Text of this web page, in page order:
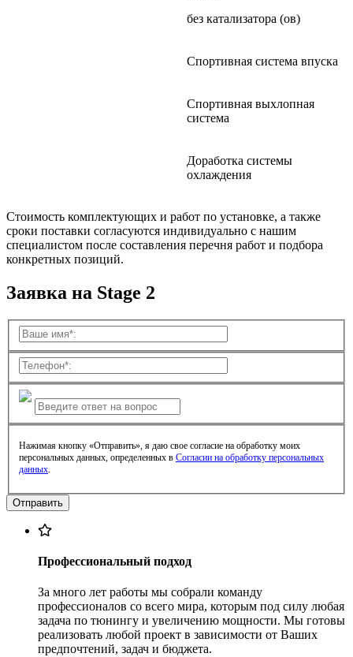
без катализатора (ов)
Спортивная система впуска
Спортивная выхлопная
система
Доработка системы
охлаждения
Стоимость комплектующих и работ по установке, а также
сроки поставки согласуются индивидуально с нашим
специалистом после составления перечня работ и подбора
конкретных позиций.
Заявка на Stage 2
Нажимая кнопку «Отправить», я даю свое согласие на обработку моих
персональных данных, определенных в Согласии на обработку персональных
данных
Профессиональный подход
За много лет работы мы собрали команду
профессионалов со всего мира, которым под силу любая
задача по тюнингу и увеличению мощности. Мы готовы
реализовать любой проект в зависимости от Ваших
предпочтений, задач и бюджета.